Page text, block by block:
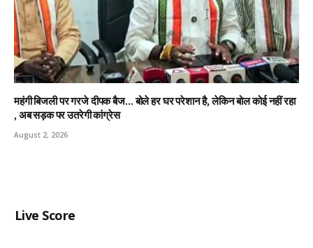
महंगी बिजली पर गरजे दीपक बैज… बोले हर घर परेशान है, लेकिन बोल कोई नहीं रहा
, अब सड़क पर उतरेगी कांग्रेस
August 2, 2026
Live Score